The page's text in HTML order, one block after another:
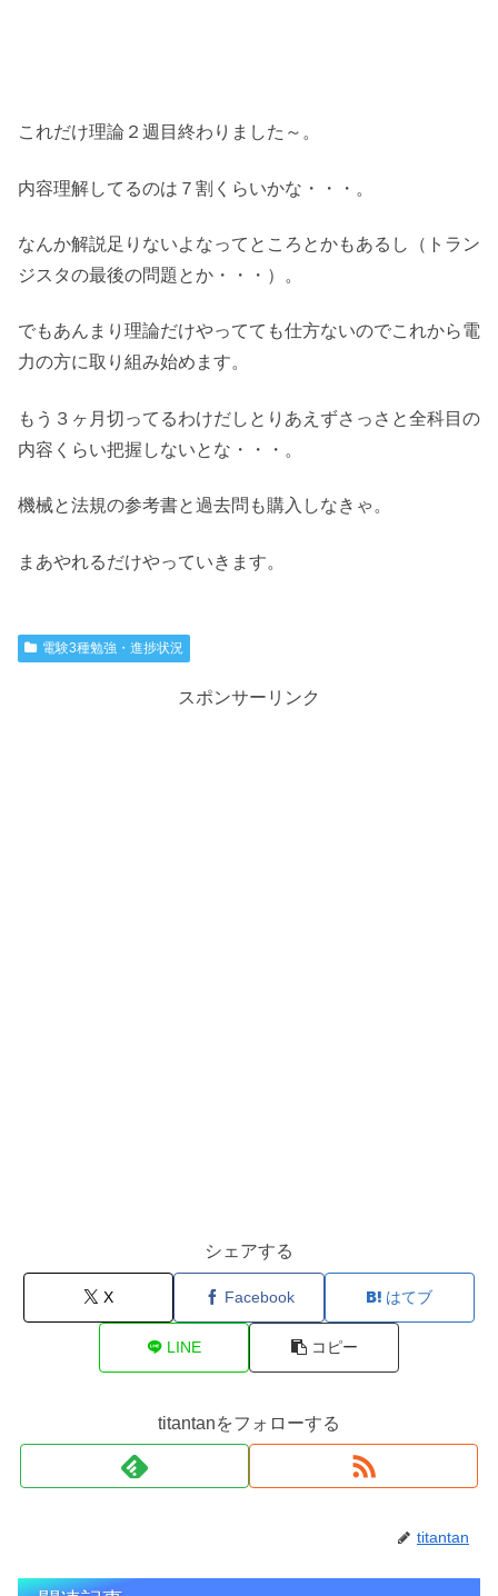
これだけ理論２週目終わりました～。
内容理解してるのは７割くらいかな・・・。
なんか解説足りないよなってところとかもあるし（トラン
ジスタの最後の問題とか・・・）。
でもあんまり理論だけやってても仕方ないのでこれから電
力の方に取り組み始めます。
もう３ヶ月切ってるわけだしとりあえずさっさと全科目の
内容くらい把握しないとな・・・。
機械と法規の参考書と過去問も購入しなきゃ。
まあやれるだけやっていきます。
電験3種勉強・進捗状況
スポンサーリンク
シェアする
X Facebook はてブ
LINE コピー
titantanをフォローする
titantan